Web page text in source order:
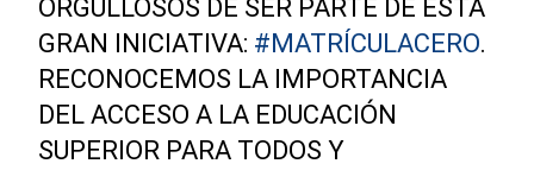
ORGULLOSOS DE SER PARTE DE ESTA
GRAN INICIATIVA: #MATRÍCULACERO.
RECONOCEMOS LA IMPORTANCIA
DEL ACCESO A LA EDUCACIÓN
SUPERIOR PARA TODOS Y